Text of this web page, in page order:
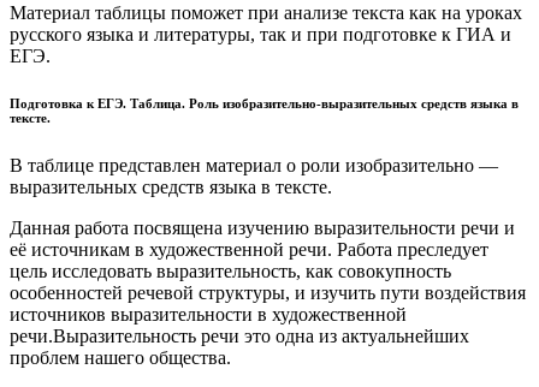
Материал таблицы поможет при анализе текста как на уроках
русского языка и литературы, так и при подготовке к ГИА и
ЕГЭ.
Подготовка к ЕГЭ. Таблица. Роль изобразительно-выразительных средств языка в
тексте.
В таблице представлен материал о роли изобразительно —
выразительных средств языка в тексте.
Данная работа посвящена изучению выразительности речи и
её источникам в художественной речи. Работа преследует
цель исследовать выразительность, как совокупность
особенностей речевой структуры, и изучить пути воздействия
источников выразительности в художественной
речи.Выразительность речи это одна из актуальнейших
проблем нашего общества.